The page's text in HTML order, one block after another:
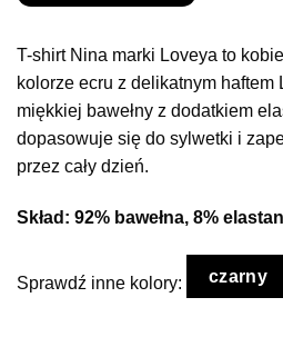
T-shirt Nina marki Loveya to
kolorze ecru z delikatnym haftem
miękkiej bawełny z dodatkiem
dopasowuje się do sylwetki i
przez cały dzień.
Skład: 92% bawełna, 8% elastan
Sprawdź inne kolory: czarny